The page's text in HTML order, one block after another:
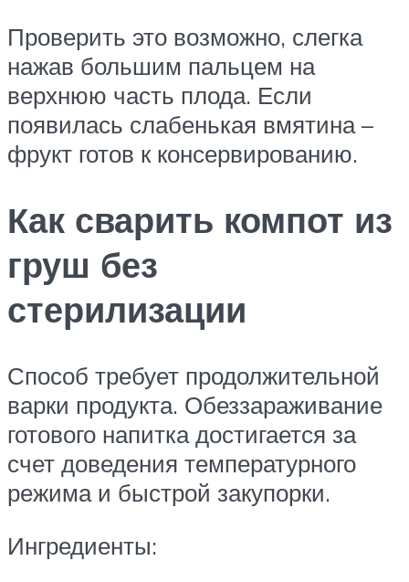
Проверить это возможно, слегка
нажав большим пальцем на
верхнюю часть плода. Если
появилась слабенькая вмятина –
фрукт готов к консервированию.
Как сварить компот из
груш без
стерилизации
Способ требует продолжительной
варки продукта. Обеззараживание
готового напитка достигается за
счет доведения температурного
режима и быстрой закупорки.
Ингредиенты: